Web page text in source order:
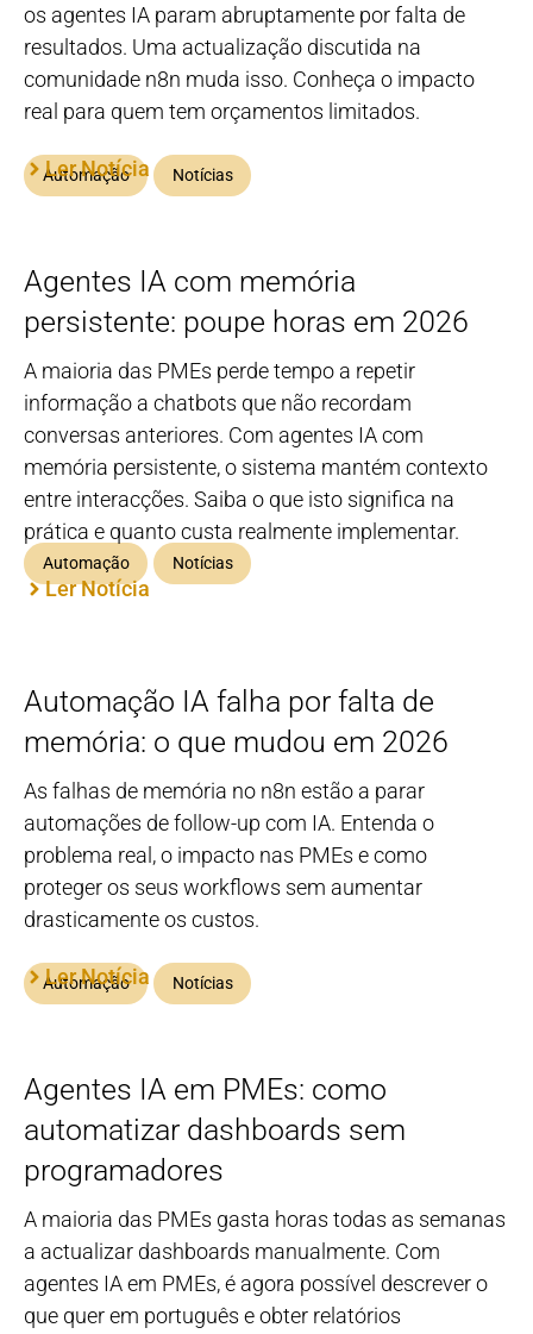
Automação Notícias
os agentes IA param abruptamente por falta de
resultados. Uma actualização discutida na
comunidade n8n muda isso. Conheça o impacto
real para quem tem orçamentos limitados.
Ler Notícia
Automação Notícias
Agentes IA com memória
persistente: poupe horas em 2026
A maioria das PMEs perde tempo a repetir
informação a chatbots que não recordam
conversas anteriores. Com agentes IA com
memória persistente, o sistema mantém contexto
entre interacções. Saiba o que isto significa na
prática e quanto custa realmente implementar.
Ler Notícia
Automação Notícias
Automação IA falha por falta de
memória: o que mudou em 2026
As falhas de memória no n8n estão a parar
automações de follow-up com IA. Entenda o
problema real, o impacto nas PMEs e como
proteger os seus workflows sem aumentar
drasticamente os custos.
Ler Notícia
Agentes IA em PMEs: como
automatizar dashboards sem
programadores
A maioria das PMEs gasta horas todas as semanas
a actualizar dashboards manualmente. Com
agentes IA em PMEs, é agora possível descrever o
que quer em português e obter relatórios